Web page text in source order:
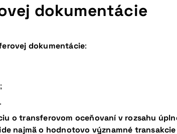
dokumentácie
dokumentácie:
o transferovom oceňovaní v rozsahu
najmä o hodnotovo významné